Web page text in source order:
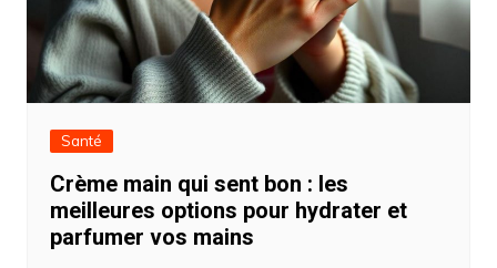
Santé
Crème main qui sent bon : les
meilleures options pour hydrater et
parfumer vos mains